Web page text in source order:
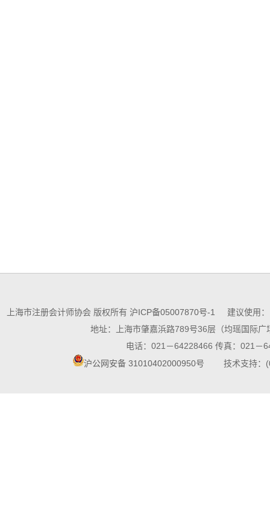
上海市注册会计师协会 版权所有 沪ICP备05007870号-1
建议使用：
地址：上海市肇嘉浜路789号36层（均瑶国际广
电话：021－64228466 传真：021－
沪公网安备 31010402000950号 技术支持：